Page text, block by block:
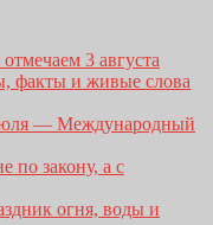
3 августа
факты и живые слова
— Международный
по закону, а с
огня, воды и